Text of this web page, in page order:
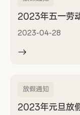
2023年五一劳
2023-04-28
放假通知
2023年元旦放